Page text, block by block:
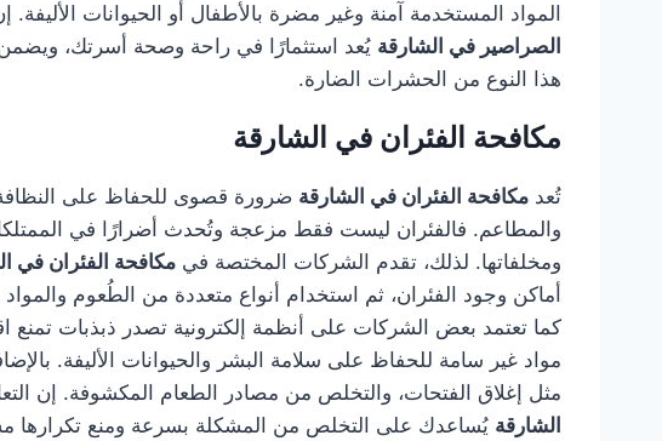
المواد المستخدمة آمنة وغير مضرة بالأطفال أو الحيوانات
الصراصير في الشارقة يُعد استثمارًا في راحة وصحة أسرتك،
هذا النوع من الحشرات الضارة.
مكافحة الفئران في الشارقة
تُعدمكافحة الفئران في الشارقة ضرورة قصوى للحفاظ على النظافة
والمطاعم. فالفئران ليست فقط مزعجة وتُحدث أضرارًا في
ومخلفاتها. لذلك، تقدم الشركات المختصة فيمكافحة الفئران في
أماكن وجود الفئران، ثم استخدام أنواع متعددة من الطُعوم والمواد
كما تعتمد بعض الشركات على أنظمة إلكترونية تصدر ذبذبات تمنع
مواد غير سامة للحفاظ على سلامة البشر والحيوانات الأليفة.
مثل إغلاق الفتحات، والتخلص من مصادر الطعام المكشوفة. إن
الشارقة يُساعدك على التخلص من المشكلة بسرعة ومنع تكرارها